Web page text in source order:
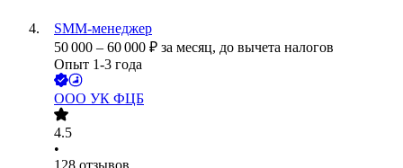
SMM-менеджер
50 000 – 60 000 ₽ за месяц, до вычета налогов
Опыт 1-3 года
ООО УК ФЦБ
4.5
•